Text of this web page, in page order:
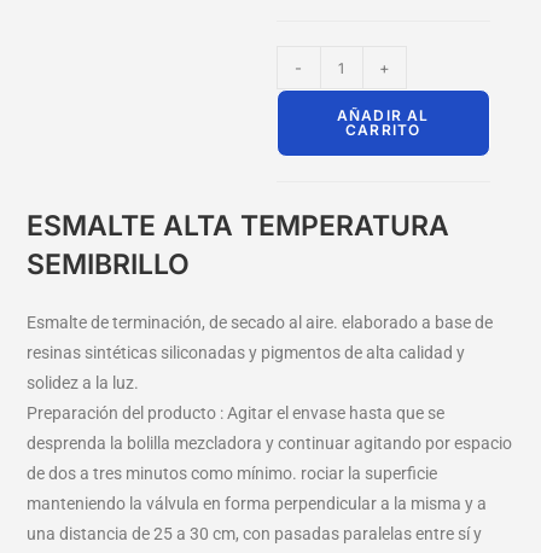
- +
AÑADIR AL
CARRITO
ESMALTE ALTA TEMPERATURA
SEMIBRILLO
Esmalte de terminación, de secado al aire. elaborado a base de
resinas sintéticas siliconadas y pigmentos de alta calidad y
solidez a la luz.
Preparación del producto : Agitar el envase hasta que se
desprenda la bolilla mezcladora y continuar agitando por espacio
de dos a tres minutos como mínimo. rociar la superficie
manteniendo la válvula en forma perpendicular a la misma y a
una distancia de 25 a 30 cm, con pasadas paralelas entre sí y